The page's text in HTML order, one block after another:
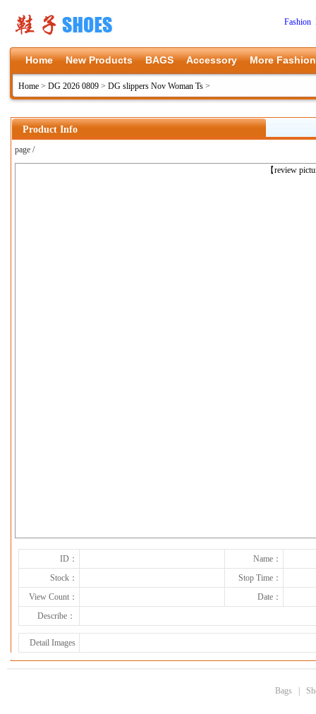
Fashion
Home New Products BAGS Accessory More Fashion
Home > DG 2026 0809 > DG slippers Nov Woman Ts >
Product Info
page /
【review
上一张
ID：
Name：
Stock：
Stop Time：
View Count：
Date：
Describe：
Detail Images
Bags